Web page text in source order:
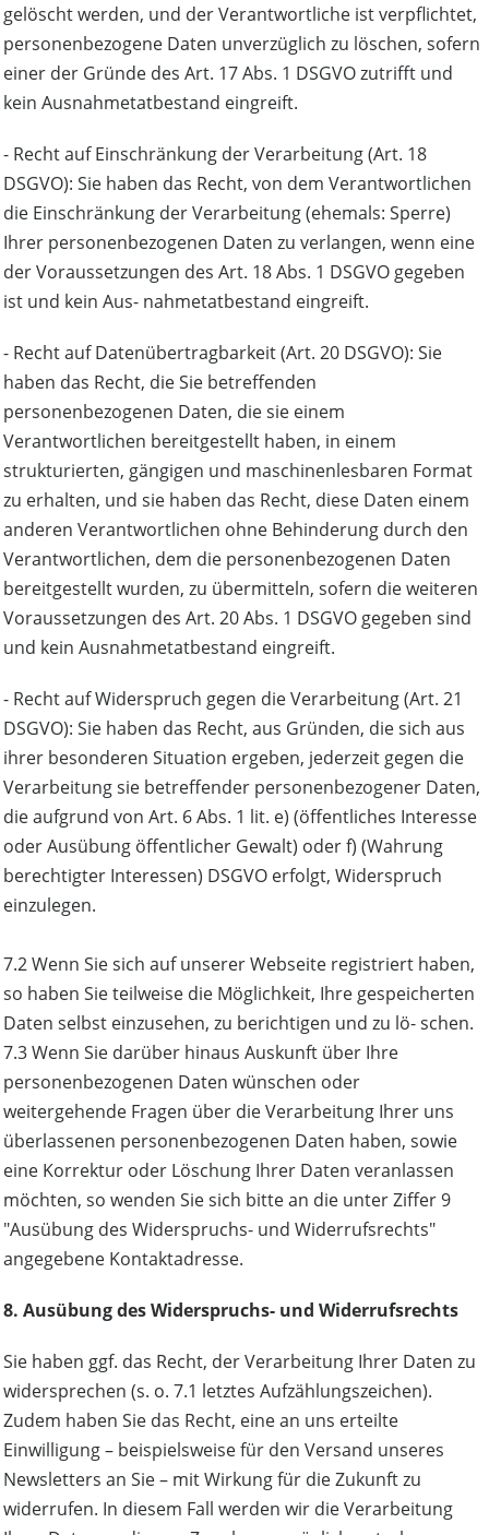
gelöscht werden, und der Verantwortliche ist verpﬂichtet,
personenbezogene Daten unverzüglich zu löschen, sofern
einer der Gründe des Art. 17 Abs. 1 DSGVO zutrifft und
kein Ausnahmetatbestand eingreift.
- Recht auf Einschränkung der Verarbeitung (Art. 18
DSGVO): Sie haben das Recht, von dem Verantwortlichen
die Einschränkung der Verarbeitung (ehemals: Sperre)
Ihrer personenbezogenen Daten zu verlangen, wenn eine
der Voraussetzungen des Art. 18 Abs. 1 DSGVO gegeben
ist und kein Aus- nahmetatbestand eingreift.
- Recht auf Datenübertragbarkeit (Art. 20 DSGVO): Sie
haben das Recht, die Sie betreffenden
personenbezogenen Daten, die sie einem
Verantwortlichen bereitgestellt haben, in einem
strukturierten, gängigen und maschinenlesbaren Format
zu erhalten, und sie haben das Recht, diese Daten einem
anderen Verantwortlichen ohne Behinderung durch den
Verantwortlichen, dem die personenbezogenen Daten
bereitgestellt wurden, zu übermitteln, sofern die weiteren
Voraussetzungen des Art. 20 Abs. 1 DSGVO gegeben sind
und kein Ausnahmetatbestand eingreift.
- Recht auf Widerspruch gegen die Verarbeitung (Art. 21
DSGVO): Sie haben das Recht, aus Gründen, die sich aus
ihrer besonderen Situation ergeben, jederzeit gegen die
Verarbeitung sie betreffender personenbezogener Daten,
die aufgrund von Art. 6 Abs. 1 lit. e) (öffentliches Interesse
oder Ausübung öffentlicher Gewalt) oder f) (Wahrung
berechtigter Interessen) DSGVO erfolgt, Widerspruch
einzulegen.
7.2 Wenn Sie sich auf unserer Webseite registriert haben,
so haben Sie teilweise die Möglichkeit, Ihre gespeicherten
Daten selbst einzusehen, zu berichtigen und zu lö- schen.
7.3 Wenn Sie darüber hinaus Auskunft über Ihre
personenbezogenen Daten wünschen oder
weitergehende Fragen über die Verarbeitung Ihrer uns
überlassenen personenbezogenen Daten haben, sowie
eine Korrektur oder Löschung Ihrer Daten veranlassen
möchten, so wenden Sie sich bitte an die unter Ziffer 9
"Ausübung des Widerspruchs- und Widerrufsrechts"
angegebene Kontaktadresse.
8. Ausübung des Widerspruchs- und Widerrufsrechts
Sie haben ggf. das Recht, der Verarbeitung Ihrer Daten zu
widersprechen (s. o. 7.1 letztes Aufzählungszeichen).
Zudem haben Sie das Recht, eine an uns erteilte
Einwilligung – beispielsweise für den Versand unseres
Newsletters an Sie – mit Wirkung für die Zukunft zu
widerrufen. In diesem Fall werden wir die Verarbeitung